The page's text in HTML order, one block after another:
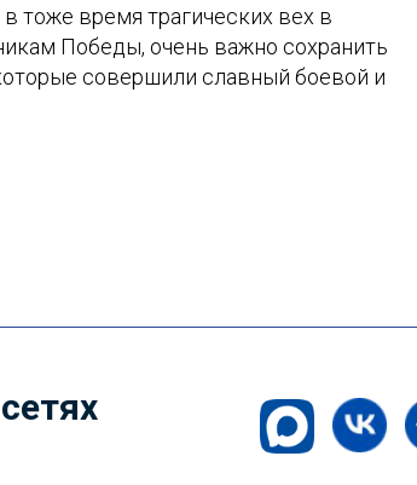
тоже время трагических вех в
Победы, очень важно сохранить
совершили славный боевой и